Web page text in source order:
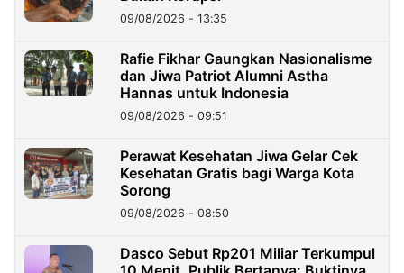
09/08/2026 - 13:35
Rafie Fikhar Gaungkan Nasionalisme
dan Jiwa Patriot Alumni Astha
Hannas untuk Indonesia
09/08/2026 - 09:51
Perawat Kesehatan Jiwa Gelar Cek
Kesehatan Gratis bagi Warga Kota
Sorong
09/08/2026 - 08:50
Dasco Sebut Rp201 Miliar Terkumpul